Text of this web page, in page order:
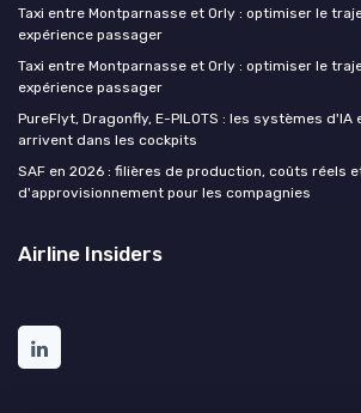
Taxi entre Montparnasse et Orly : optimiser le
expérience passager
Taxi entre Montparnasse et Orly : optimiser le
expérience passager
PureFlyt, Dragonfly, E-PILOTS : les systèmes d'IA
arrivent dans les cockpits
SAF en 2026 : filières de production, coûts réels
d'approvisionnement pour les compagnies
Airline Insiders